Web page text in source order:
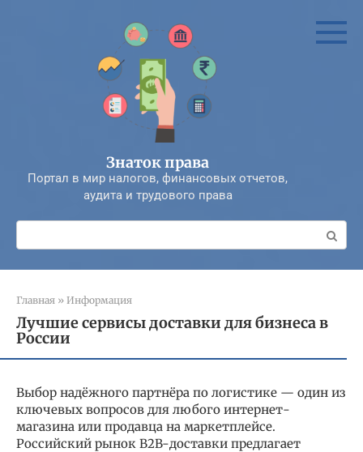
Знаток права
Портал в мир налогов, финансовых отчетов,
аудита и трудового права
Поиск:
Главная » Информация
Лучшие сервисы доставки для бизнеса в
России
Выбор надёжного партнёра по логистике — один из
ключевых вопросов для любого интернет-
магазина или продавца на маркетплейсе.
Российский рынок B2B-доставки предлагает